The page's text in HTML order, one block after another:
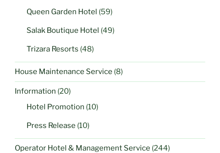
Queen Garden Hotel (59)
Salak Boutique Hotel (49)
Trizara Resorts (48)
House Maintenance Service (8)
Information (20)
Hotel Promotion (10)
Press Release (10)
Operator Hotel & Management Service (244)